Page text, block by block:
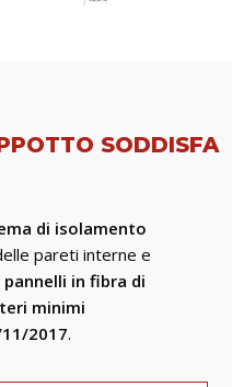
SODDISFA
di isolamento
pareti interne e
pannelli in fibra di
minimi
2017.